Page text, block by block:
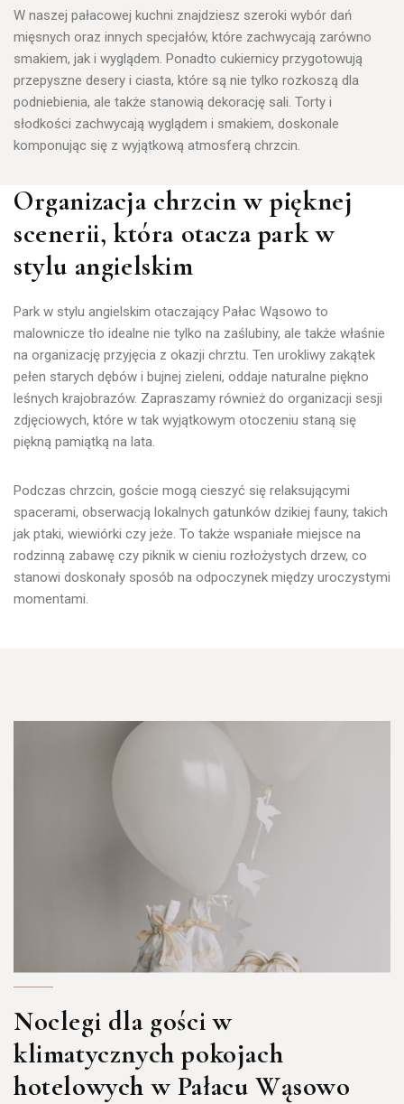
W naszej pałacowej kuchni znajdziesz szeroki wybór dań
mięsnych oraz innych specjałów, które zachwycają zarówno
smakiem, jak i wyglądem. Ponadto cukiernicy przygotowują
przepyszne desery i ciasta, które są nie tylko rozkoszą dla
podniebienia, ale także stanowią dekorację sali. Torty i
słodkości zachwycają wyglądem i smakiem, doskonale
komponując się z wyjątkową atmosferą chrzcin.
Organizacja chrzcin w pięknej
scenerii, która otacza park w
stylu angielskim
Park w stylu angielskim otaczający Pałac Wąsowo to
malownicze tło idealne nie tylko na zaślubiny, ale także właśnie
na organizację przyjęcia z okazji chrztu. Ten urokliwy zakątek
pełen starych dębów i bujnej zieleni, oddaje naturalne piękno
leśnych krajobrazów. Zapraszamy również do organizacji sesji
zdjęciowych, które w tak wyjątkowym otoczeniu staną się
piękną pamiątką na lata.
Podczas chrzcin, goście mogą cieszyć się relaksującymi
spacerami, obserwacją lokalnych gatunków dzikiej fauny, takich
jak ptaki, wiewiórki czy jeże. To także wspaniałe miejsce na
rodzinną zabawę czy piknik w cieniu rozłożystych drzew, co
stanowi doskonały sposób na odpoczynek między uroczystymi
momentami.
Noclegi dla gości w
klimatycznych pokojach
hotelowych w Pałacu Wąsowo